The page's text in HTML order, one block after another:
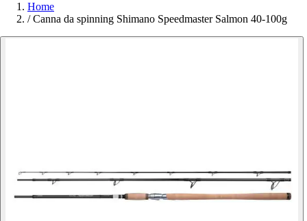
Home
/ Canna da spinning Shimano Speedmaster Salmon 40-100g